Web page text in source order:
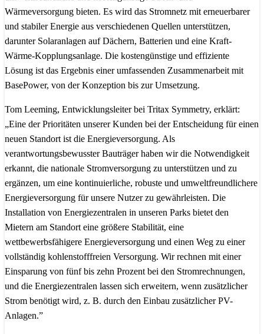
Wärmeversorgung bieten. Es wird das Stromnetz mit erneuerbarer
und stabiler Energie aus verschiedenen Quellen unterstützen,
darunter Solaranlagen auf Dächern, Batterien und eine Kraft-
Wärme-Kopplungsanlage. Die kostengünstige und effiziente
Lösung ist das Ergebnis einer umfassenden Zusammenarbeit mit
BasePower, von der Konzeption bis zur Umsetzung.
Tom Leeming, Entwicklungsleiter bei Tritax Symmetry, erklärt:
„Eine der Prioritäten unserer Kunden bei der Entscheidung für einen
neuen Standort ist die Energieversorgung. Als
verantwortungsbewusster Bauträger haben wir die Notwendigkeit
erkannt, die nationale Stromversorgung zu unterstützen und zu
ergänzen, um eine kontinuierliche, robuste und umweltfreundlichere
Energieversorgung für unsere Nutzer zu gewährleisten. Die
Installation von Energiezentralen in unseren Parks bietet den
Mietern am Standort eine größere Stabilität, eine
wettbewerbsfähigere Energieversorgung und einen Weg zu einer
vollständig kohlenstofffreien Versorgung. Wir rechnen mit einer
Einsparung von fünf bis zehn Prozent bei den Stromrechnungen,
und die Energiezentralen lassen sich erweitern, wenn zusätzlicher
Strom benötigt wird, z. B. durch den Einbau zusätzlicher PV-
Anlagen.”